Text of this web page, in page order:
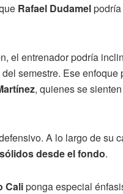
Rafael Dudamel
el entrenador podría
semestre. Ese
, quienes se
A lo largo de su
desde el fondo.
Caliponga especial